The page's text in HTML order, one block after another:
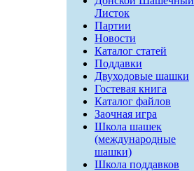
Листок
Партии
Новости
Каталог статей
Поддавки
Двуходовые шашки
Гостевая книга
Каталог файлов
Заочная игра
Школа шашек
(международные
шашки)
Школа поддавков